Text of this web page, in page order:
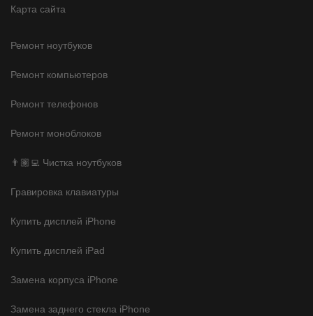
Карта сайта
Ремонт ноутбуков
Ремонт компьютеров
Ремонт телефонов
Ремонт моноблоков
👨🏽‍💻 Чистка ноутбуков
Гравировка клавиатуры
Купить дисплей iPhone
Купить дисплей iPad
Замена корпуса iPhone
Замена заднего стекла iPhone